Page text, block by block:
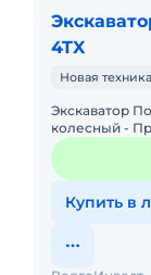
4TX
Новая техника
Экскаватор
колесный - Производитель строительной техники с
70-летней
14 заводов;
Купить в